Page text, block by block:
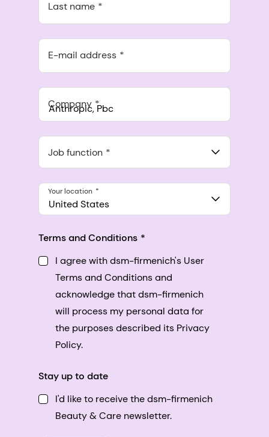
Last name
E-mail address
Company
548 Market St Pmb 90375, San Francisco, California, US
Job function
United States
Your location
Terms and Conditions
I agree with dsm-firmenich's User
Terms and Conditions and
acknowledge that dsm-firmenich
will process my personal data for
the purposes described its Privacy
Policy.
Stay up to date
I'd like to receive the dsm-firmenich
Beauty & Care newsletter.